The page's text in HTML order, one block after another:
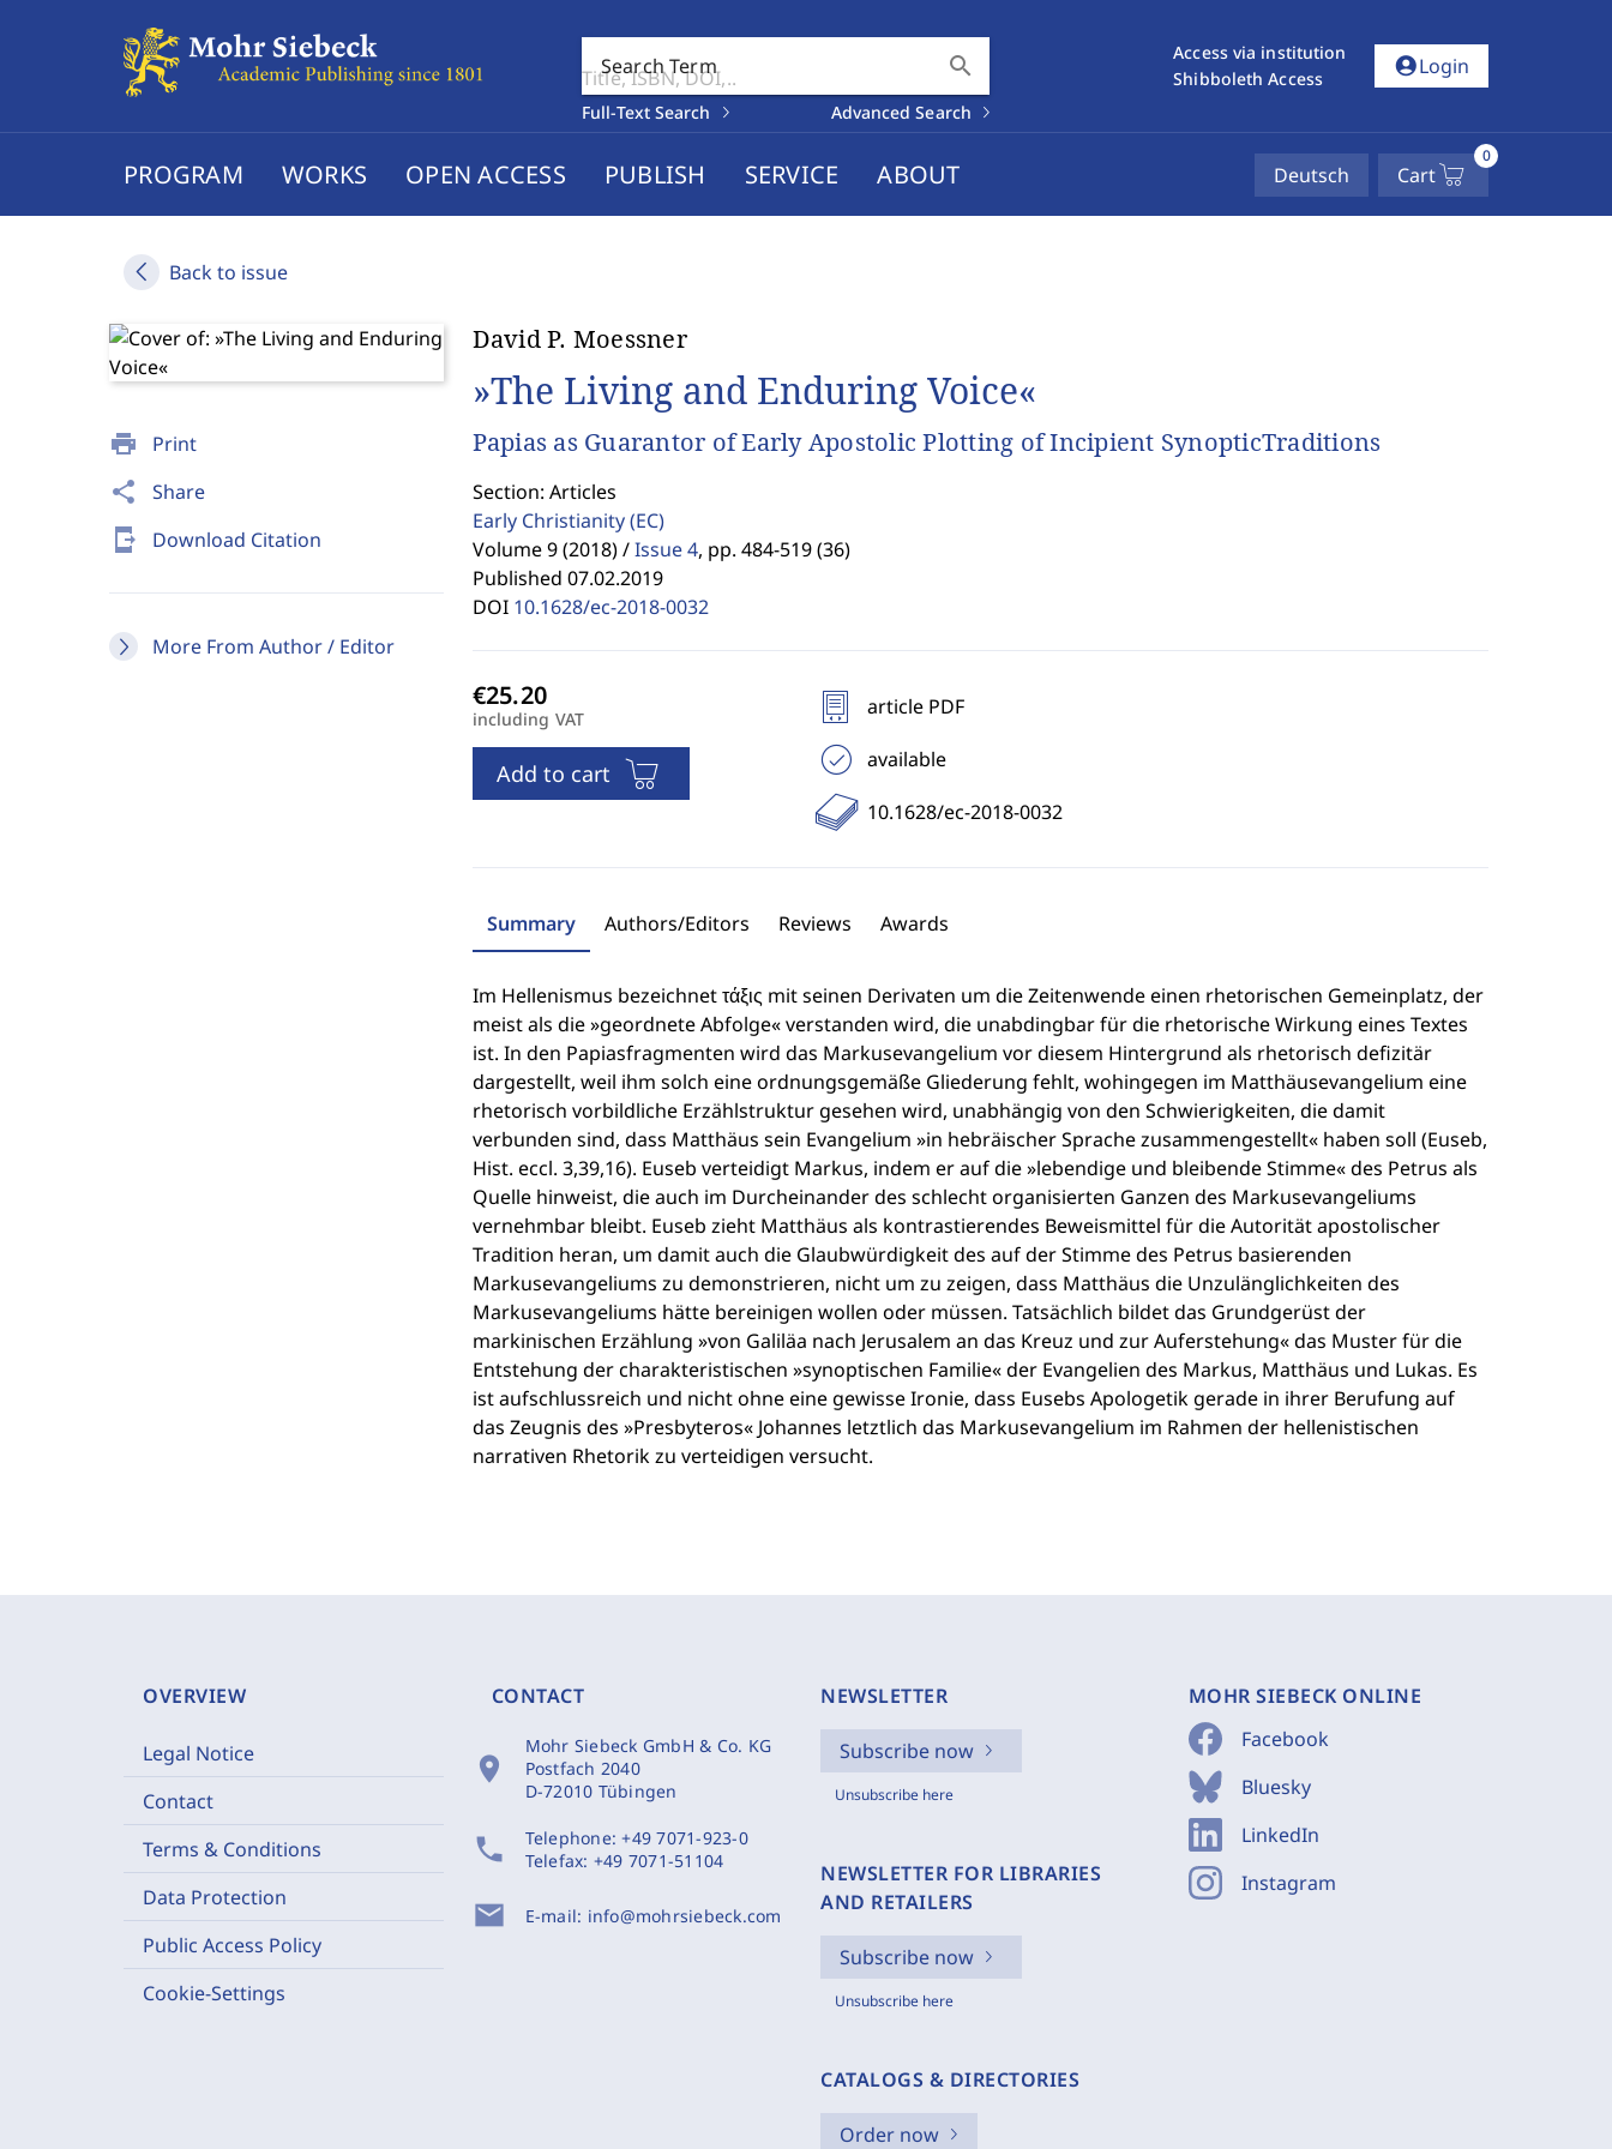
Search Term search
Full-Text Search Advanced Search
Access via institution
Shibboleth Access
account_circleLogin
PROGRAM WORKS OPEN ACCESS PUBLISH SERVICE ABOUT Deutsch Cart
0
Back to issue
print Print
share Share
send_to_mobile Download Citation
More From Author / Editor
David P. Moessner
»The Living and Enduring Voice«
Papias as Guarantor of Early Apostolic Plotting of Incipient SynopticTraditions
Section: Articles
Early Christianity(EC)
Volume 9 (2018) / Issue 4, pp. 484-519 (36)
Published 07.02.2019
DOI 10.1628/ec-2018-0032
including VAT
Add to cart
article PDF
available
10.1628/ec-2018-0032
Summary Authors/Editors Reviews Awards
Im Hellenismus bezeichnet τάξις mit seinen Derivaten um die Zeitenwende einen rhetorischen Gemeinplatz, der
meist als die »geordnete Abfolge« verstanden wird, die unabdingbar für die rhetorische Wirkung eines Textes
ist. In den Papiasfragmenten wird das Markusevangelium vor diesem Hintergrund als rhetorisch defizitär
dargestellt, weil ihm solch eine ordnungsgemäße Gliederung fehlt, wohingegen im Matthäusevangelium eine
rhetorisch vorbildliche Erzählstruktur gesehen wird, unabhängig von den Schwierigkeiten, die damit
verbunden sind, dass Matthäus sein Evangelium »in hebräischer Sprache zusammengestellt« haben soll (Euseb,
Hist. eccl. 3,39,16). Euseb verteidigt Markus, indem er auf die »lebendige und bleibende Stimme« des Petrus als
Quelle hinweist, die auch im Durcheinander des schlecht organisierten Ganzen des Markusevangeliums
vernehmbar bleibt. Euseb zieht Matthäus als kontrastierendes Beweismittel für die Autorität apostolischer
Tradition heran, um damit auch die Glaubwürdigkeit des auf der Stimme des Petrus basierenden
Markusevangeliums zu demonstrieren, nicht um zu zeigen, dass Matthäus die Unzulänglichkeiten des
Markusevangeliums hätte bereinigen wollen oder müssen. Tatsächlich bildet das Grundgerüst der
markinischen Erzählung »von Galiläa nach Jerusalem an das Kreuz und zur Auferstehung« das Muster für die
Entstehung der charakteristischen »synoptischen Familie« der Evangelien des Markus, Matthäus und Lukas. Es
ist aufschlussreich und nicht ohne eine gewisse Ironie, dass Eusebs Apologetik gerade in ihrer Berufung auf
das Zeugnis des »Presbyteros« Johannes letztlich das Markusevangelium im Rahmen der hellenistischen
narrativen Rhetorik zu verteidigen versucht.
OVERVIEW
Legal Notice
Contact
Terms & Conditions
Data Protection
Public Access Policy
Cookie-Settings
CONTACT
location_on
Mohr Siebeck GmbH & Co. KG
Postfach 2040
D-72010 Tübingen
phone Telephone:+49 7071-923-0
Telefax: +49 7071-51104
mail E-mail: info@mohrsiebeck.com
NEWSLETTER
Subscribe now
Unsubscribe here
NEWSLETTER FOR LIBRARIES
AND RETAILERS
Subscribe now
Unsubscribe here
CATALOGS & DIRECTORIES
Order now
MOHR SIEBECK ONLINE
Facebook
Bluesky
LinkedIn
Instagram